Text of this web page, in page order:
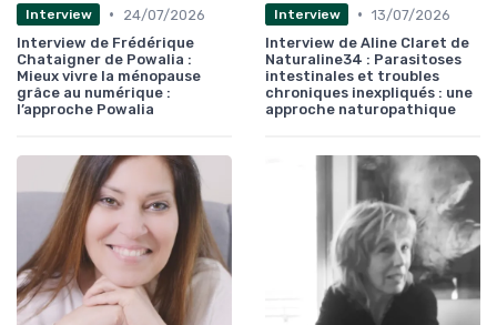
Interview •
24/07/2026
Interview de Frédérique
Chataigner de Powalia :
Mieux vivre la ménopause
grâce au numérique :
l’approche Powalia
Interview • 13/07/2026
Interview de Aline Claret de
Naturaline34 : Parasitoses
intestinales et troubles
chroniques inexpliqués : une
approche naturopathique